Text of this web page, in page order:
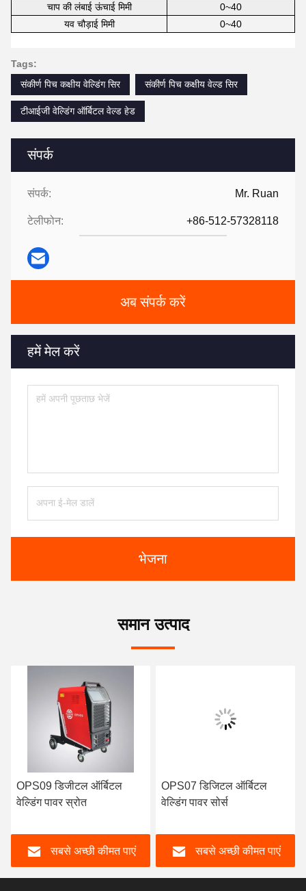
संपर्क
संपर्क: Mr. Ruan
टेलीफोन: +86-512-57328118
अब संपर्क करें
हमें मेल करें
भेजना
चाप की लंबाई ऊंचाई मिमी
0~40
यव चौड़ाई मिमी
0~40
Tags:
संकीर्ण पिच कक्षीय वेल्डिंग सिर
संकीर्ण पिच कक्षीय वेल्ड सिर
टीआईजी वेल्डिंग ऑर्बिटल वेल्ड हेड
समान उत्पाद
OPS09 डिजीटल ऑर्बिटल
वेल्डिंग पावर स्रोत
सबसे अच्छी कीमत पाएं
OPS07 डिजिटल ऑर्बिटल
वेल्डिंग पावर सोर्स
सबसे अच्छी कीमत पाएं